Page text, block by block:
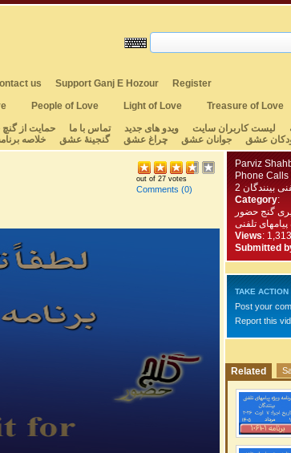
us Support Ganj E Hozour
Register
People of Love Light of Love Treasure of Love
لیست کاربران سایت ویدو های جدید تماس با ما حمایت از
عشق جوانان عشق چراغ عشق گنجینهٔ عشق خلاصه
out of 27 votes
Comments (0)
Parviz
Phone
بینندگان
Category:
گنج حضور
تلفنی
Views: 1,313
Submitted
TAKE ACTION
Post your
Report this
Related